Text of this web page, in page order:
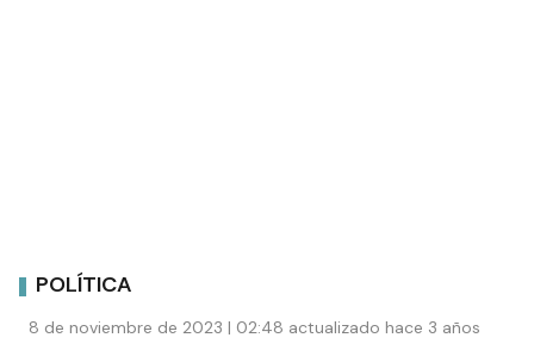
POLÍTICA
8 de noviembre de 2023 | 02:48 actualizado hace 3 años